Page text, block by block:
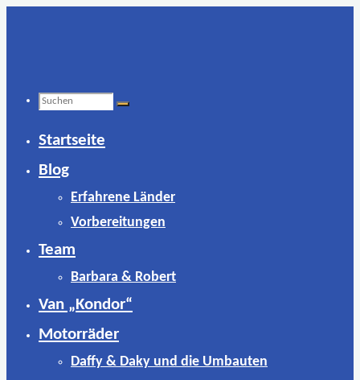
Suchen
nach:
Startseite
Blog
Erfahrene Länder
Vorbereitungen
Team
Barbara & Robert
Van „Kondor“
Motorräder
Daffy & Daky und die Umbauten